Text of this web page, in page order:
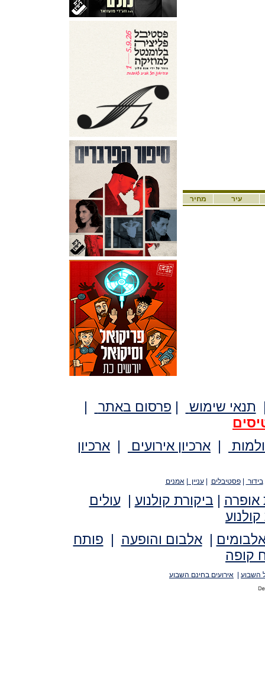
מחיר עיר
תנאי שימוש | פרסום באתר
|
| ארכיון אירועים | ארכיון
בידור |פסטיבלים |עניין |אמנים
אופרה | ביקורת קולנוע |עולים
קולנוע
|אלבום והופעה | פותח
קופה
השבוע אירועים בחינם השבוע